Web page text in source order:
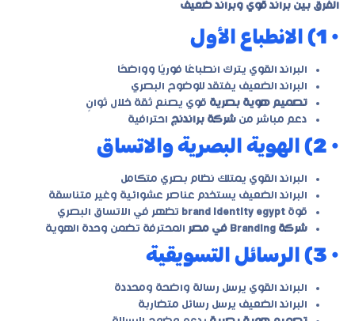
الفرق بين براند قوي وبراند ضعيف
• 1) الانطباع الأول
البراند القوي يترك انطباعًا فوريًا وواضحًا
البراند الضعيف يفتقد للوضوح البصري
تصميم هوية بصرية قوي يصنع ثقة خلال ثوانٍ
دعم مباشر من شركة براندنج احترافية
• 2) الهوية البصرية والاتساق
البراند القوي يمتلك نظام بصري متكامل
البراند الضعيف يستخدم عناصر عشوائية وغير متناسقة
قوة brand identity egypt تظهر في الاتساق البصري
شركة Branding في مصر
المحترفة تضمن وحدة الهوية
• 3) الرسائل التسويقية
البراند القوي يرسل رسالة واضحة ومحددة
البراند الضعيف يرسل رسائل متضاربة